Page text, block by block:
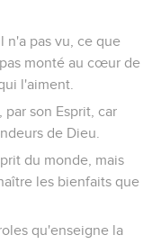
n'a pas vu, ce que
monté au cœur de
l'aiment.
par son Esprit, car
de Dieu.
du monde, mais
les bienfaits que
qu'enseigne la